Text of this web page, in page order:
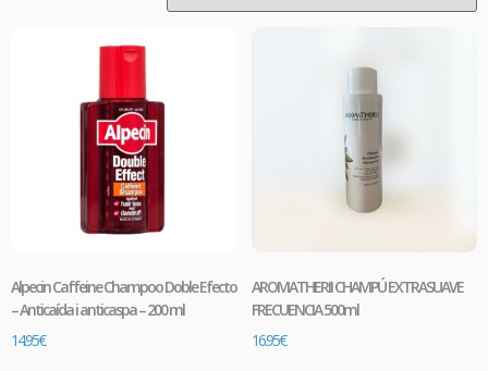
Alpecin Caffeine Champoo Doble Efecto
– Anticaída i anticaspa – 200 ml
14.95€
AROMATHERII CHAMPÚ EXTRASUAVE
FRECUENCIA 500ml
16.95€